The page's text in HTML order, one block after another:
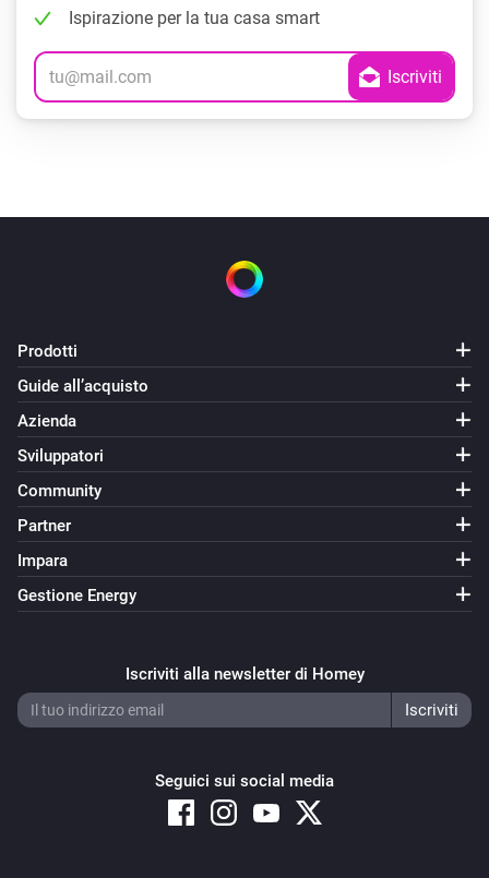
Ispirazione per la tua casa smart
Prodotti
Guide all’acquisto
Azienda
Sviluppatori
Community
Partner
Impara
Gestione Energy
Iscriviti alla newsletter di Homey
Seguici sui social media